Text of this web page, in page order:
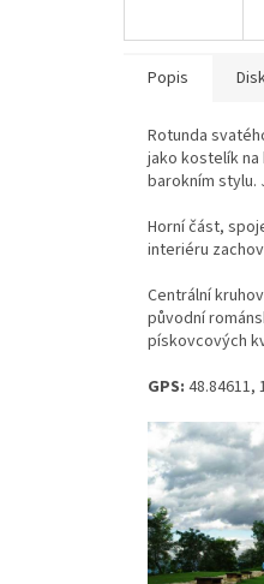
Popis
Rotunda
jako kostelík na
barokním
Horní část,
interiéru
Centrální
původní
pískovcových
GPS: 48.84611,